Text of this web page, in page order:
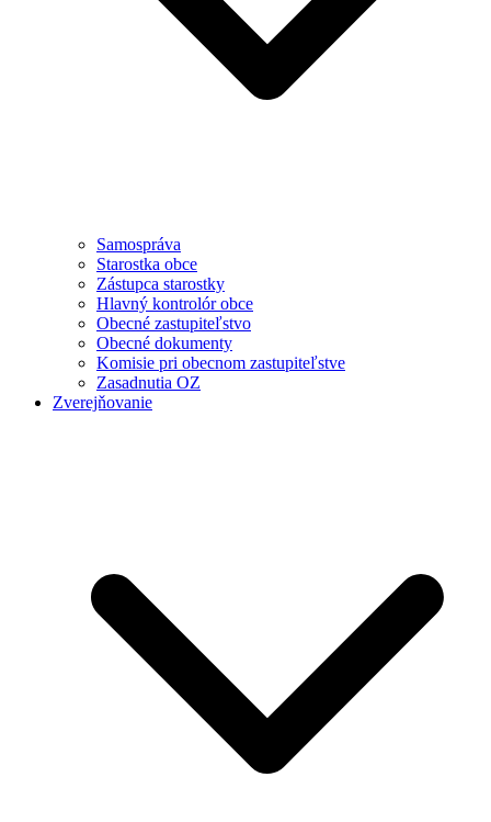
Samospráva
Starostka obce
Zástupca starostky
Hlavný kontrolór obce
Obecné zastupiteľstvo
Obecné dokumenty
Komisie pri obecnom zastupiteľstve
Zasadnutia OZ
Zverejňovanie